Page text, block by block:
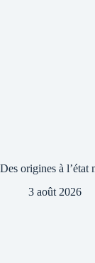
Des origines à l’état
3 août 2026